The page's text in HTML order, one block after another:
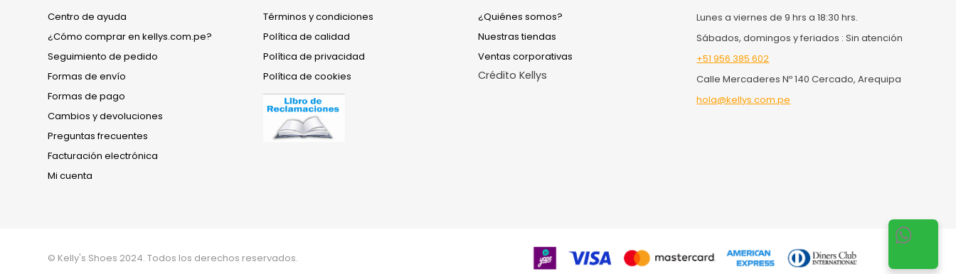
Centro de ayuda
¿Cómo comprar en kellys.com.pe?
Seguimiento de pedido
Formas de envío
Formas de pago
Cambios y devoluciones
Preguntas frecuentes
Facturación electrónica
Mi cuenta
Términos y condiciones
Política de calidad
Política de privacidad
Política de cookies
¿Quiénes somos?
Nuestras tiendas
Ventas corporativas
Crédito Kellys
Lunes a viernes de 9 hrs a 18:30 hrs.
Sábados, domingos y feriados : Sin atención
+51 956 385 602
Calle Mercaderes Nº 140 Cercado, Arequipa
hola@kellys.com.pe
© Kelly's Shoes 2024. Todos los derechos reservados.